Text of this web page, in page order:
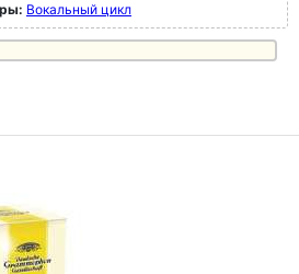
Вокальный цикл